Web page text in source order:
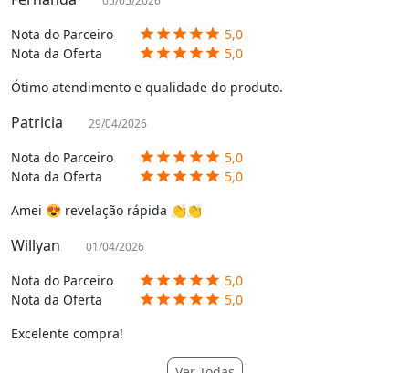
Nota do Parceiro star star star star star 5,0
Nota da Oferta
star star star star star 5,0
Ótimo atendimento e qualidade do produto.
Patricia 29/04/2026
Nota do Parceiro star star star star star 5,0
Nota da Oferta
star star star star star 5,0
Amei 😍 revelação rápida 👏👏
Willyan 01/04/2026
Nota do Parceiro star star star star star 5,0
Nota da Oferta
star star star star star 5,0
Excelente compra!